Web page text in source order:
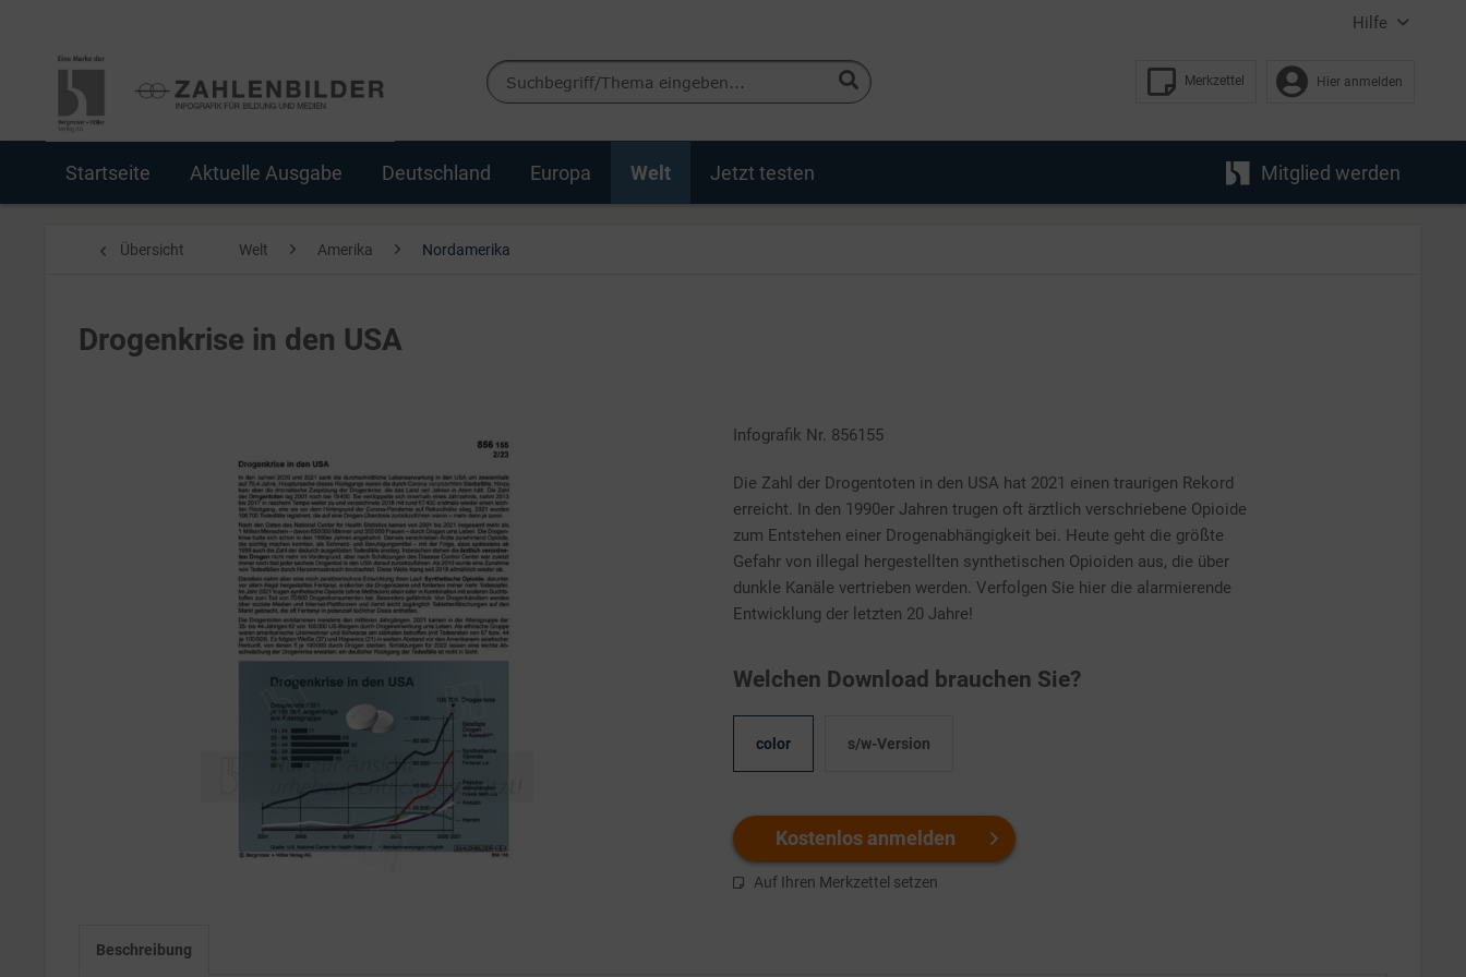
Hilfe
Merkzettel Hier anmelden
Startseite Aktuelle Ausgabe Deutschland Europa Welt Jetzt testen Mitglied werden
Übersicht Welt Amerika Nordamerika
Drogenkrise in den USA
Infografik Nr. 856155
Die Zahl der Drogentoten in den USA hat 2021 einen traurigen Rekord
erreicht. In den 1990er Jahren trugen oft ärztlich verschriebene Opioide
zum Entstehen einer Drogenabhängigkeit bei. Heute geht die größte
Gefahr von illegal hergestellten synthetischen Opioiden aus, die über
dunkle Kanäle vertrieben werden. Verfolgen Sie hier die alarmierende
Entwicklung der letzten 20 Jahre!
Welchen Download brauchen Sie?
color s/w-Version
Kostenlos anmelden
Auf Ihren Merkzettel setzen
Beschreibung